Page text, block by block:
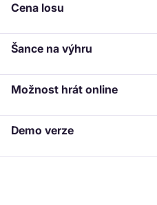
Cena losu
Šance na výhru
Možnost hrát online
Demo verze